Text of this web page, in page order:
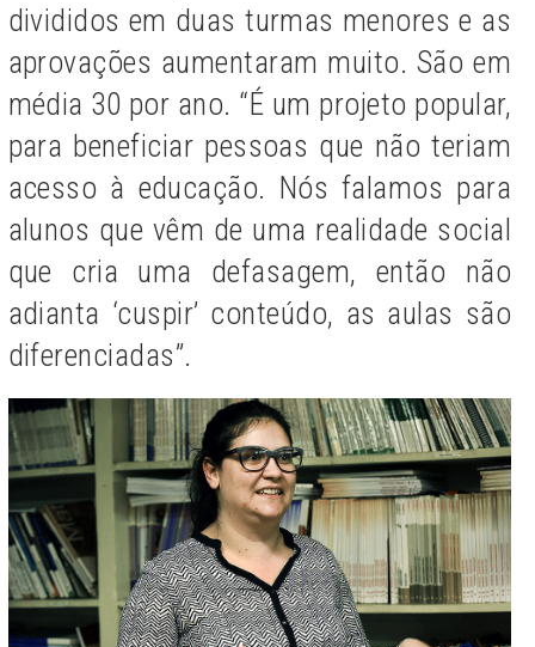
divididos em duas turmas menores e as
aprovações aumentaram muito. São em
média 30 por ano. “É um projeto popular,
para beneficiar pessoas que não teriam
acesso à educação. Nós falamos para
alunos que vêm de uma realidade social
que cria uma defasagem, então não
adianta ‘cuspir’ conteúdo, as aulas são
diferenciadas”.